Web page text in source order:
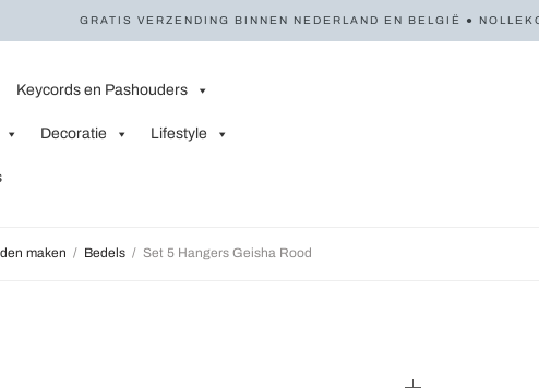
GRATIS VERZENDING BINNEN NEDERLAND EN BELGIË ●
Keycords en Pashouders
Decoratie Lifestyle
maken / Bedels / Set 5 Hangers Geisha Rood